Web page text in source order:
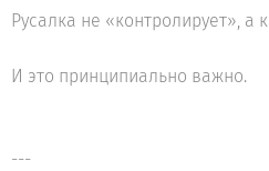
Русалка не «контролирует», а
И это принципиально важно.
---